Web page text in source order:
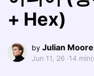
+ Hex)
by Julian Moore
Jun 11, 26 ·14